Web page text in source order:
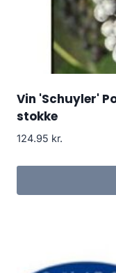
Vin 'Schuyler'
stokke
124.95 kr.